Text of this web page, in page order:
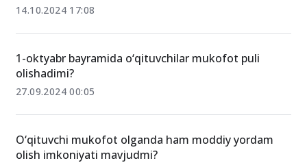
14.10.2024 17:08
1-oktyabr bayramida o‘qituvchilar mukofot puli
olishadimi?
27.09.2024 00:05
O‘qituvchi mukofot olganda ham moddiy yordam
olish imkoniyati mavjudmi?